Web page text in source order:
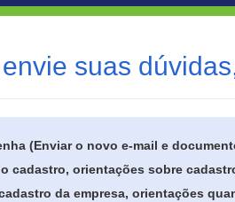
suas
(Enviar o novo e-mail e
cadastro, orientações sobre
da empresa, orientações